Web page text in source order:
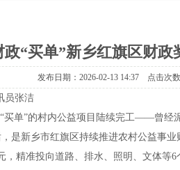
政“买单”新乡红旗区财
发布日期：2026-02-1314:37点击次
员张洁
买单”的村内公益项目陆续完工——曾经
新乡市红旗区持续推进农村公益事业
，精准投向道路、排水、照明、文体等